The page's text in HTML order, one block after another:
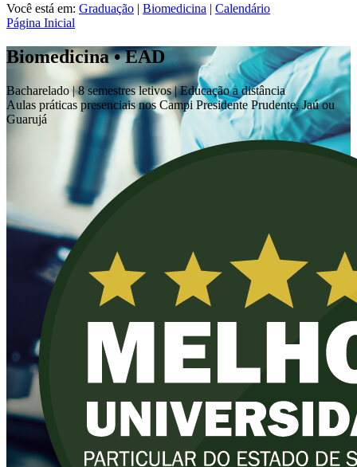
Você está em: Graduação | Biomedicina | Calendário
Página Inicial
Biomedicina • EAD
Bacharelado |8 semestres letivos | Educação a distância
Aulas práticas presenciais nos Campi Presidente Prudente, Jaú ou
Guarujá